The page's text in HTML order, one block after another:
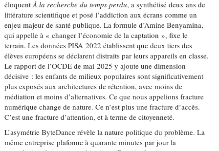
éloquentÀ la recherche du temps perdu, a synthétisé deux ans de
littérature scientifique et posé l’addiction aux écrans comme un
enjeu majeur de santé publique. La formule d’Amine Benyamina,
qui appelle à « changer l’économie de la captation », fixe le
terrain. Les données PISA 2022 établissent que deux tiers des
élèves européens se déclarent distraits par leurs appareils en classe.
Le rapport de l’OCDE de mai 2025 y ajoute une dimension
décisive : les enfants de milieux populaires sont significativement
plus exposés aux architectures de rétention, avec moins de
médiation et moins d’alternatives. Ce que nous appelions fracture
numérique change de nature. Ce n’est plus une fracture d’accès.
C’est une fracture d’attention, et à terme de citoyenneté.
L’asymétrie ByteDance révèle la nature politique du problème. La
même entreprise plafonne à quarante minutes par jour la